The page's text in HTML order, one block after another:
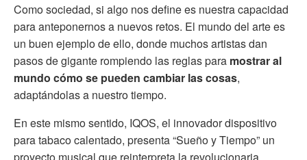
Como sociedad, si algo nos define es nuestra capacidad
para anteponernos a nuevos retos. El mundo del arte es
un buen ejemplo de ello, donde muchos artistas dan
pasos de gigante rompiendo las reglas para mostrar al
mundo cómo se pueden cambiar las cosas,
adaptándolas a nuestro tiempo.
En este mismo sentido, IQOS, el innovador dispositivo
para tabaco calentado, presenta “Sueño y Tiempo” un